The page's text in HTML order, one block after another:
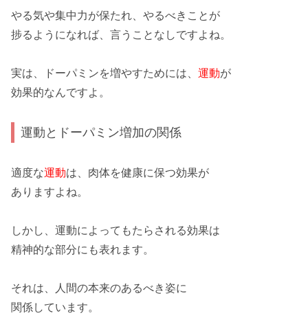
やる気や集中力が保たれ、やるべきことが
捗るようになれば、 言うことなしですよね。
実は、ドーパミンを増やすためには、 運動が
効果的なんですよ。
運動とドーパミン増加の関係
適度な運動は、肉体を健康に保つ効果が
ありますよね。
しかし、運動によってもたらされる効果は
精神的な部分にも表れます。
それは、人間の本来のあるべき姿に
関係しています。